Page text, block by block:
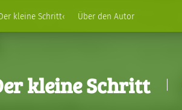
kleine Schritt‹ Über den Autor
kleine Schritt